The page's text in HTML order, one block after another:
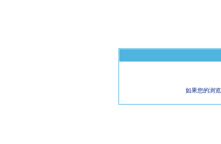
如果您的浏